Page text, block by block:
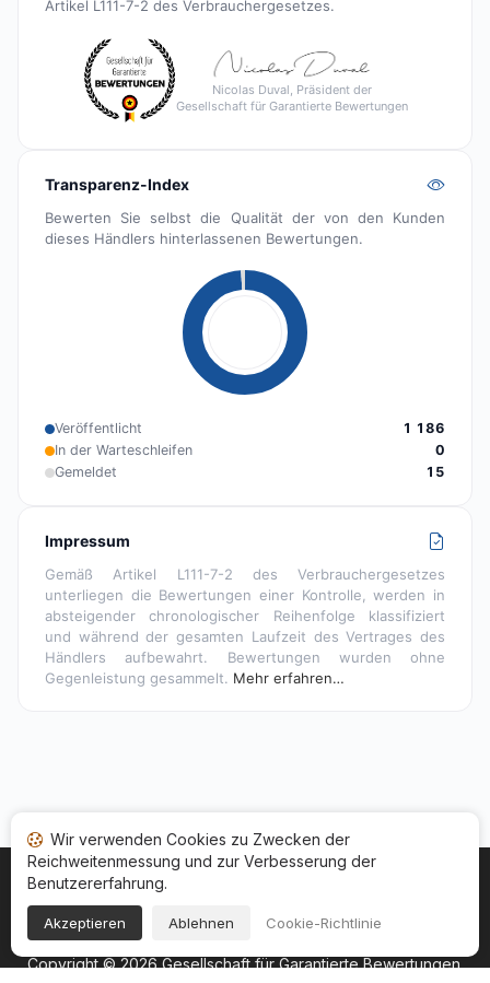
Artikel L111-7-2 des Verbrauchergesetzes.
Nicolas Duval, Präsident der
Gesellschaft für Garantierte Bewertungen
Transparenz-Index
Bewerten Sie selbst die Qualität der von den Kunden
dieses Händlers hinterlassenen Bewertungen.
Veröffentlicht
1 186
In der Warteschleifen
0
Gemeldet
15
Impressum
Gemäß Artikel L111-7-2 des Verbrauchergesetzes
unterliegen die Bewertungen einer Kontrolle, werden in
absteigender chronologischer Reihenfolge klassifiziert
und während der gesamten Laufzeit des Vertrages des
Händlers aufbewahrt. Bewertungen wurden ohne
Gegenleistung gesammelt. Mehr erfahren…
Startseite Ihr Bewertungsstatus
Allgemeine Nutzungsbedingugen
Rechtshinweise
Copyright © 2026Gesellschaft für Garantierte Bewertungen.
Wir verwenden Cookies zu Zwecken der
Reichweitenmessung und zur Verbesserung der
Benutzererfahrung.
Akzeptieren Ablehnen Cookie-Richtlinie